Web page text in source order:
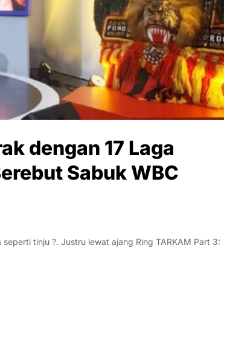
dengan 17 Laga
Sabuk WBC
tinju ?. Justru lewat ajang Ring TARKAM Part 3: